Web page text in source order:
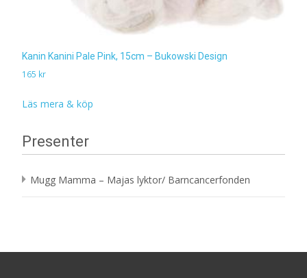
Kanin Kanini Pale Pink, 15cm – Bukowski Design
165 kr
Läs mera & köp
Presenter
Mugg Mamma – Majas lyktor/ Barncancerfonden